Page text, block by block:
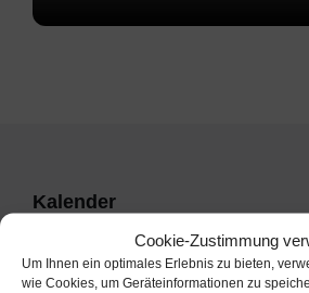
Cookie-Zustimmung
Um Ihnen ein optimales Erlebnis zu bieten,
wie Cookies, um Geräteinformationen zu
Kalender
August2026
Previous